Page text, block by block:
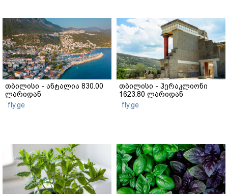
თბილისი - ანტალია 830.00
ლარიდან
fly.ge
თბილისი - ჰერაკლიონი
1623.80 ლარიდან
fly.ge